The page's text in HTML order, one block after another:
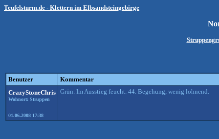
Teufelsturm.de - Klettern im Elbsandsteingebirge
Benutzer
Kommentar
CrazyStoneChris
Wohnort: Struppen
01.06.2008 17:38
Grün. Im Ausstieg feucht. 44. Begehung, wenig lohnend.